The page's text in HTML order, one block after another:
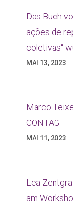
Das Buch
ações de
coletivas“
MAI 13, 2023
Marco
CONTAG
MAI 11, 2023
Lea
am